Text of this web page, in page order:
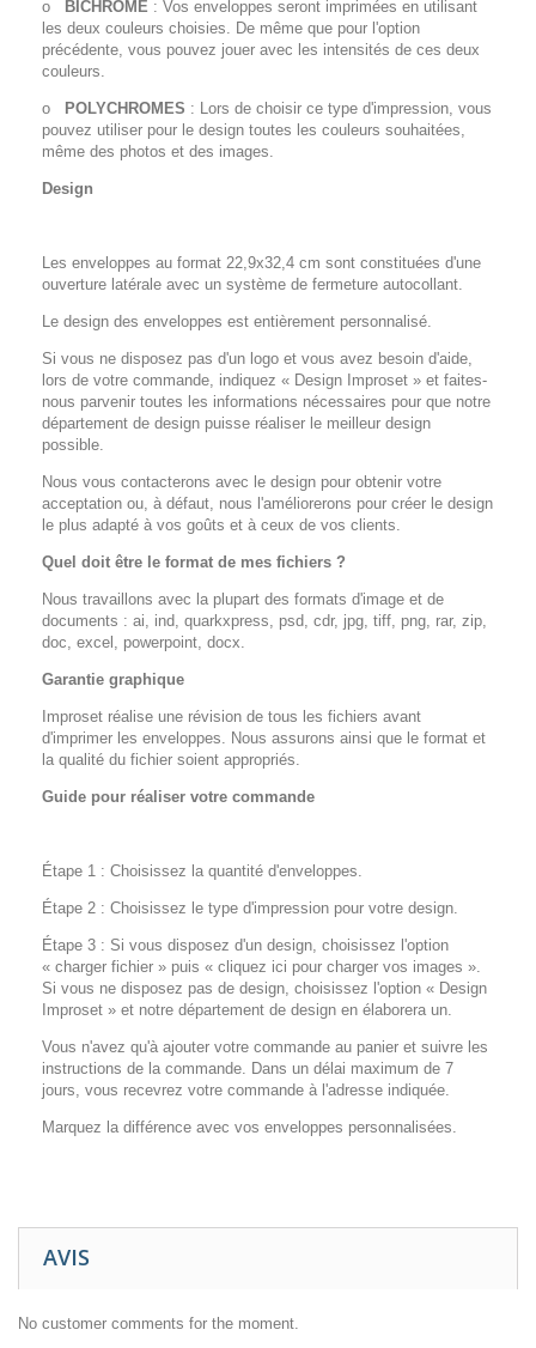
o BICHROME : Vos enveloppes seront imprimées en utilisant
les deux couleurs choisies. De même que pour l'option
précédente, vous pouvez jouer avec les intensités de ces deux
couleurs.
o POLYCHROMES : Lors de choisir ce type d'impression, vous
pouvez utiliser pour le design toutes les couleurs souhaitées,
même des photos et des images.
Design
Les enveloppes au format 22,9x32,4 cm sont constituées d'une
ouverture latérale avec un système de fermeture autocollant.
Le design des enveloppes est entièrement personnalisé.
Si vous ne disposez pas d'un logo et vous avez besoin d'aide,
lors de votre commande, indiquez « Design Improset » et faites-
nous parvenir toutes les informations nécessaires pour que notre
département de design puisse réaliser le meilleur design
possible.
Nous vous contacterons avec le design pour obtenir votre
acceptation ou, à défaut, nous l'améliorerons pour créer le design
le plus adapté à vos goûts et à ceux de vos clients.
Quel doit être le format de mes fichiers ?
Nous travaillons avec la plupart des formats d'image et de
documents : ai, ind, quarkxpress, psd, cdr, jpg, tiff, png, rar, zip,
doc, excel, powerpoint, docx.
Garantie graphique
Improset réalise une révision de tous les fichiers avant
d'imprimer les enveloppes. Nous assurons ainsi que le format et
la qualité du fichier soient appropriés.
Guide pour réaliser votre commande
Étape 1 : Choisissez la quantité d'enveloppes.
Étape 2 : Choisissez le type d'impression pour votre design.
Étape 3 : Si vous disposez d'un design, choisissez l'option
« charger fichier » puis « cliquez ici pour charger vos images ».
Si vous ne disposez pas de design, choisissez l'option « Design
Improset » et notre département de design en élaborera un.
Vous n'avez qu'à ajouter votre commande au panier et suivre les
instructions de la commande. Dans un délai maximum de 7
jours, vous recevrez votre commande à l'adresse indiquée.
Marquez la différence avec vos enveloppes personnalisées.
AVIS
No customer comments for the moment.